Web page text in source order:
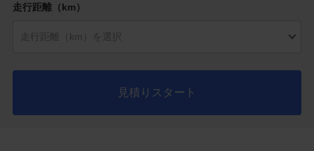
走行距離（km）
見積りスタート